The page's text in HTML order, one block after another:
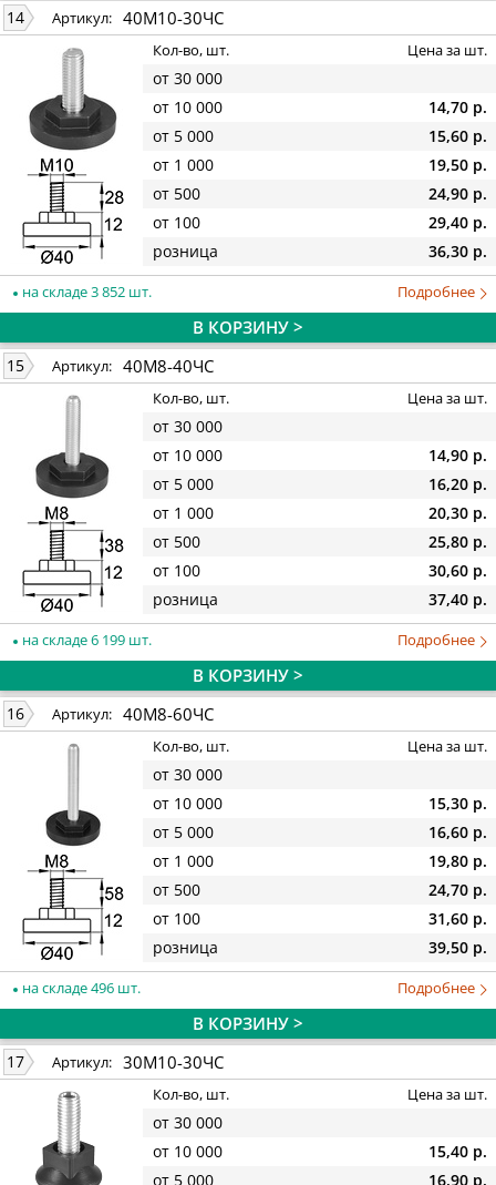
14 Артикул: 40М10-30ЧС
Кол-во, шт. Цена за шт.
от 30 000
от 10 000
14,70 р.
от 5 000
15,60 р.
от 1 000
19,50 р.
от 500
24,90 р.
от 100
29,40 р.
розница
36,30 р.
на складе 3 852 шт. Подробнее
В КОРЗИНУ >
15 Артикул: 40М8-40ЧС
Кол-во, шт. Цена за шт.
от 30 000
от 10 000
14,90 р.
от 5 000
16,20 р.
от 1 000
20,30 р.
от 500
25,80 р.
от 100
30,60 р.
розница
37,40 р.
на складе 6 199 шт. Подробнее
В КОРЗИНУ >
16 Артикул: 40М8-60ЧС
Кол-во, шт. Цена за шт.
от 30 000
от 10 000
15,30 р.
от 5 000
16,60 р.
от 1 000
19,80 р.
от 500
24,70 р.
от 100
31,60 р.
розница
39,50 р.
на складе 496 шт. Подробнее
В КОРЗИНУ >
17 Артикул: 30М10-30ЧС
Кол-во, шт. Цена за шт.
от 30 000
от 10 000
15,40 р.
от 5 000
16,90 р.